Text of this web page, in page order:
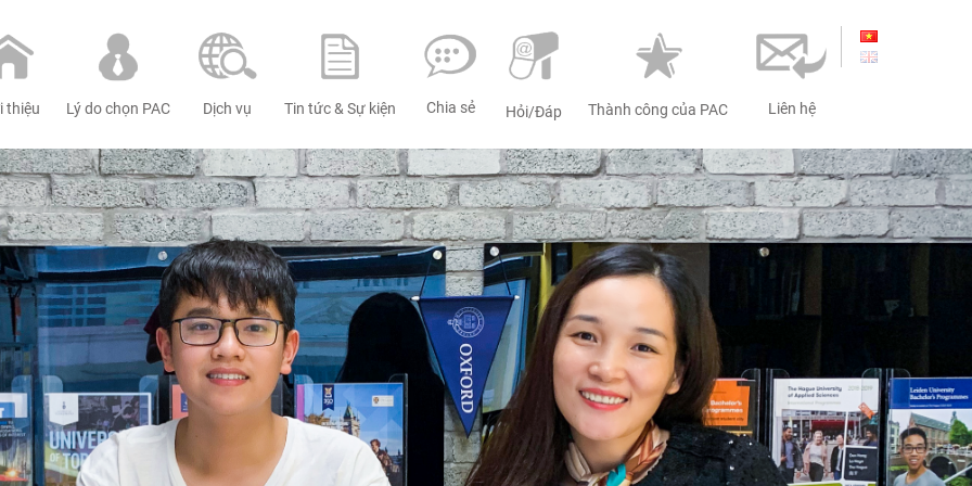
thiệu Lý do chọn PAC Dịch vụ Tin tức & Sự kiện Chia sẻ Hỏi/Đáp Thành công của PAC Liên hệ